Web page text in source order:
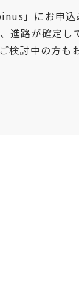
」にお申込
進路が確定し
検討中の方も